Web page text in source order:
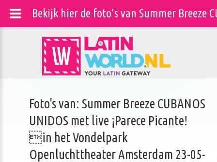
Foto's van: Summer Breeze CUBANOS
UNIDOS met live ¡Parece Picante!
in het Vondelpark
Openluchttheater Amsterdam 23-05-
Bekijk hier de foto's van Summer Breeze